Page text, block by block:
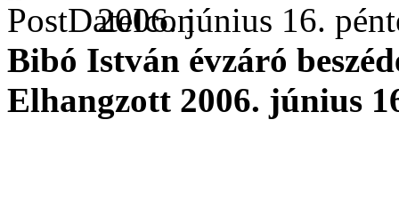
2006. június 16.
Bibó István évzáró
Elhangzott 2006. június